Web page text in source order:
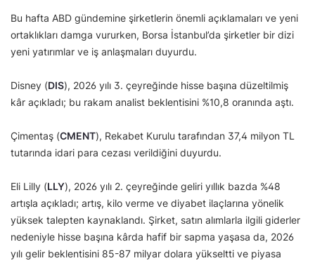
Bu hafta ABD gündemine şirketlerin önemli açıklamaları ve yeni
ortaklıkları damga vururken, Borsa İstanbul’da şirketler bir dizi
yeni yatırımlar ve iş anlaşmaları duyurdu.
Disney (DIS), 2026 yılı 3. çeyreğinde hisse başına düzeltilmiş
kâr açıkladı; bu rakam analist beklentisini %10,8 oranında aştı.
Çimentaş (CMENT), Rekabet Kurulu tarafından 37,4 milyon TL
tutarında idari para cezası verildiğini duyurdu.
Eli Lilly (LLY), 2026 yılı 2. çeyreğinde geliri yıllık bazda %48
artışla açıkladı; artış, kilo verme ve diyabet ilaçlarına yönelik
yüksek talepten kaynaklandı. Şirket, satın alımlarla ilgili giderler
nedeniyle hisse başına kârda hafif bir sapma yaşasa da, 2026
yılı gelir beklentisini 85-87 milyar dolara yükseltti ve piyasa